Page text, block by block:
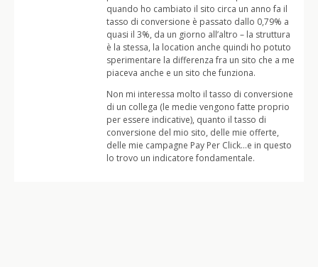
quando ho cambiato il sito circa un anno fa il
tasso di conversione è passato dallo 0,79% a
quasi il 3%, da un giorno all’altro – la struttura
è la stessa, la location anche quindi ho potuto
sperimentare la differenza fra un sito che a me
piaceva anche e un sito che funziona.
Non mi interessa molto il tasso di conversione
di un collega (le medie vengono fatte proprio
per essere indicative), quanto il tasso di
conversione del mio sito, delle mie offerte,
delle mie campagne Pay Per Click…e in questo
lo trovo un indicatore fondamentale.